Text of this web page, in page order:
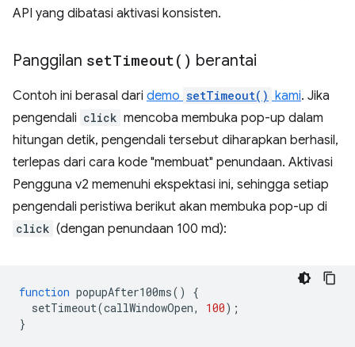
API yang dibatasi aktivasi konsisten.
Panggilan setTimeout( ) berantai
Contoh ini berasal dari demo setTimeout() kami. Jika
pengendali click mencoba membuka pop-up dalam
hitungan detik, pengendali tersebut diharapkan berhasil,
terlepas dari cara kode "membuat" penundaan. Aktivasi
Pengguna v2 memenuhi ekspektasi ini, sehingga setiap
pengendali peristiwa berikut akan membuka pop-up di
click (dengan penundaan 100 md):
function popupAfter100ms()
{
setTimeout(callWindowOpen, 100);
}